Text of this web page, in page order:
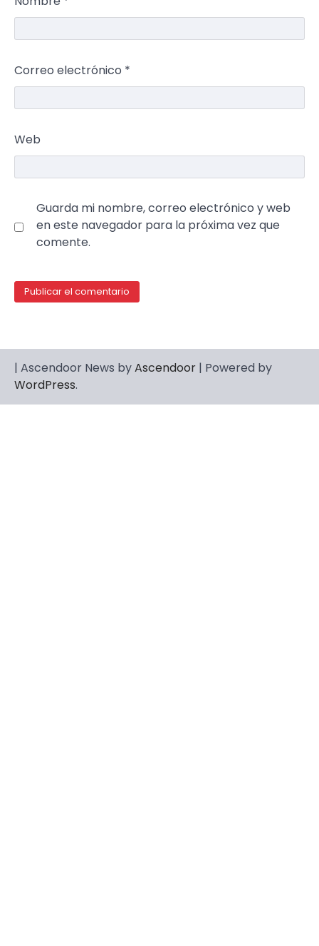
Correo electrónico *
Web
Guarda mi nombre, correo electrónico y web
en este navegador para la próxima vez que
comente.
| Ascendoor News byAscendoor | Powered by
WordPress.